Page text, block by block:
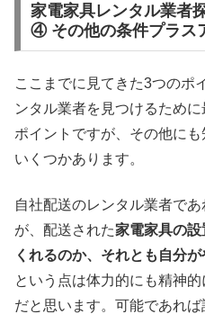
家電家具レンタル業者
④ その他の条件プラス
ここまでに見てきた3つのポ
ンタル業者を見つけるため
ポイントですが、その他に
いくつかあります。
自社配送のレンタル業者で
が、配送された家電家具の
くれるのか、それとも自分
という点は体力的にも精神
だと思います。可能であれ